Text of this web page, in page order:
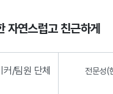
자연스럽고 친근하게
커/팀원 단체 전문성(